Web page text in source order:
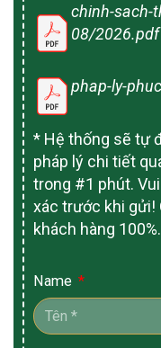
chinh-sach-
08/2026.pdf
phap-ly-
* Hệ thống sẽ tự
pháp lý chi tiết
trong #1 phút.
xác trước khi gửi!
khách hàng 100%.
Name